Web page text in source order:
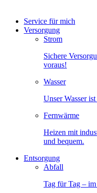
Service für mich
Versorgung
Strom
Sichere
voraus!
Wasser
Unser Wasser
Fernwärme
Heizen mit
und bequem.
Entsorgung
Abfall
Tag für Tag –